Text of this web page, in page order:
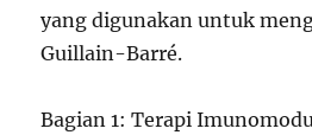
yang digunakan untuk
Guillain-Barré.
Bagian 1: Terapi